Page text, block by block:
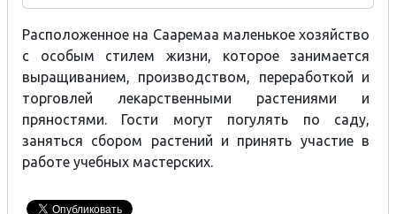
Расположенное на Сааремаа маленькое хозяйство
с особым стилем жизни, которое занимается
выращиванием, производством, переработкой и
торговлей лекарственными растениями и
пряностями. Гости могут погулять по саду,
заняться сбором растений и принять участие в
работе учебных мастерских.